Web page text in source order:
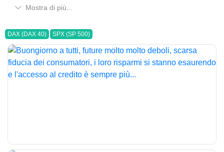
Mostra di più...
DAX (DAX 40) SPX (SP 500)